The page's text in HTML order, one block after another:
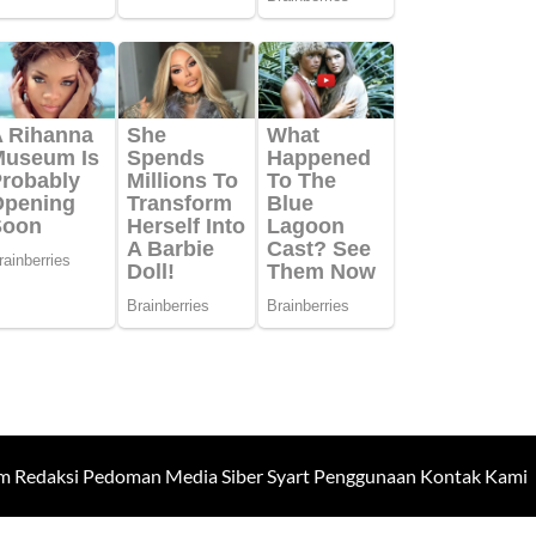
Redaksi Pedoman Media SiberSyart Penggunaan Kontak Kami